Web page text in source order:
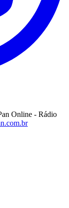
Online - Rádio